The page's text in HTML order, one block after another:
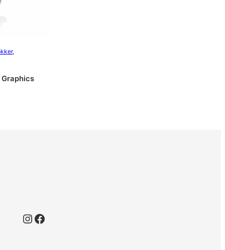
InstagramFacebook